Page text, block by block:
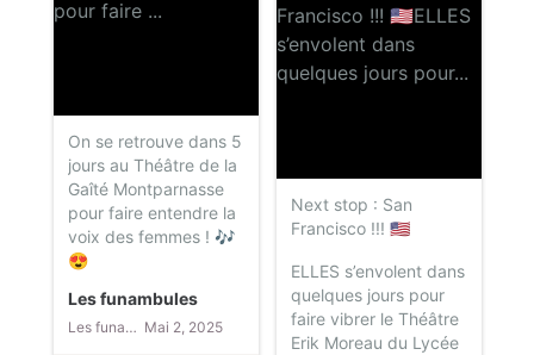
On se retrouve dans 5
jours au Théâtre de la
Gaîté Montparnasse
pour faire entendre la
voix des femmes ! 🎶
😍
Les funambules
Les funambules Mai 2, 2025
Next stop : San
Francisco !!! 🇺🇸
ELLES s’envolent dans
quelques jours pour
faire vibrer le Théâtre
Erik Moreau du Lycée